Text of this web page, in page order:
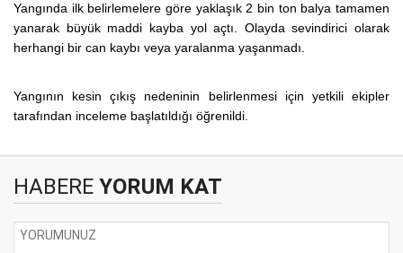
Yangında ilk belirlemelere göre yaklaşık 2 bin ton balya tamamen
yanarak büyük maddi kayba yol açtı. Olayda sevindirici olarak
herhangi bir can kaybı veya yaralanma yaşanmadı.
Yangının kesin çıkış nedeninin belirlenmesi için yetkili ekipler
tarafından inceleme başlatıldığı öğrenildi.
HABERE YORUM KAT